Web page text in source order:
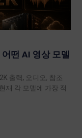
떤 AI 영상 모델
출력, 오디오, 참조
재 각 모델에 가장 적